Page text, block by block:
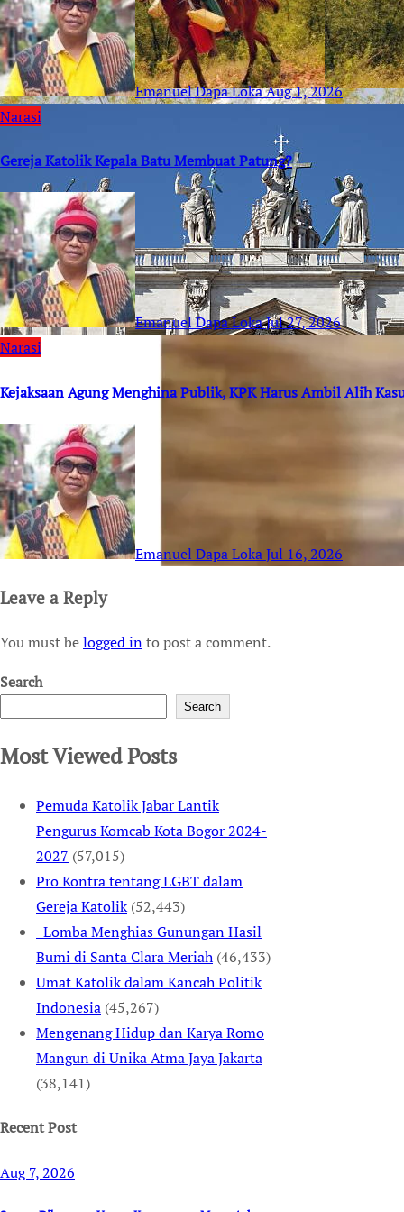
Emanuel Dapa LokaAug 1, 2026
Narasi
Gereja Katolik Kepala Batu Membuat Patung?
Emanuel Dapa LokaJul 27, 2026
Narasi
Kejaksaan Agung Menghina Publik, KPK Harus Ambil Alih
Emanuel Dapa LokaJul 16, 2026
Leave a Reply
You must belogged into post a comment.
Search
Search
Most Viewed Posts
Pemuda Katolik Jabar Lantik
Pengurus Komcab Kota Bogor 2024-
2027 (57,015)
Pro Kontra tentang LGBT dalam
Gereja Katolik (52,443)
Lomba Menghias Gunungan Hasil
Bumi di Santa Clara Meriah (46,433)
Umat Katolik dalam Kancah Politik
Indonesia (45,267)
Mengenang Hidup dan Karya Romo
Mangun di Unika Atma Jaya Jakarta
(38,141)
Recent Post
Aug 7, 2026